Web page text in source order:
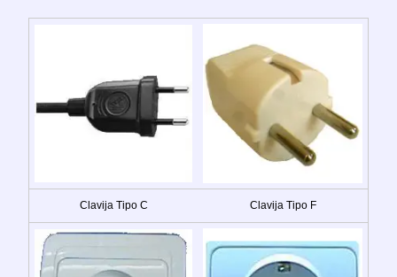
Clavija Tipo C Clavija Tipo F